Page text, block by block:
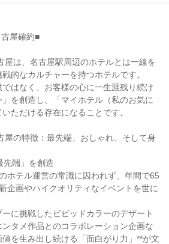
屋確約■
屋は、名古屋駅周辺のホテルとは一線を
的なカルチャーを持つホテルです。
はなく、お客様の心に一生涯残り続け
を創造し、「マイホテル（私のお気に
ただける存在になることです。
屋の特徴：最先端、おしゃれ、そして身
先端」を創造
ホテル運営の常識に囚われず、年間で65
企画やハイクオリティなイベントを世に
に挑戦したビビッドカラーのデザート
タメ作品とのコラボレーション企画な
を生み出し続ける「面白がり力」**が文